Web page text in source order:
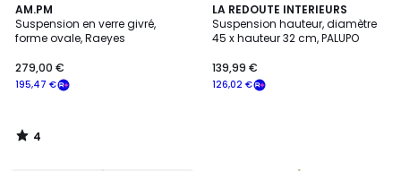
AM.PM
Suspension en verre givré,
forme ovale, Raeyes
195,47 €
279,00 €
4
/
5
4
/
LA REDOUTE INTERIEURS
Suspension hauteur, diamètre
45 x hauteur 32 cm, PALUPO
126,02 €
139,99 €